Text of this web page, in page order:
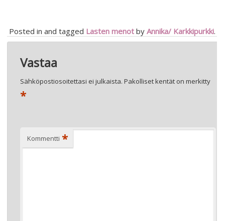
Posted in and tagged Lasten menotby Annika/ Karkkipurkki.
selausVastaa
Sähköpostiosoitettasi ei julkaista. Pakolliset kentät on merkitty
*
Kommentti *